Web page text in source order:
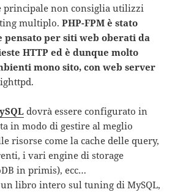
principale non consiglia utilizzi
multiplo.PHP-FPM è stato
per siti web oberati da
HTTP ed è dunque molto
mono sito, con web server
dovrà essere configurato in
in modo di gestire al meglio
risorse come la cache delle query,
i vari engine di storage
in primis), ecc…
un libro intero sul tuning di MySQL,